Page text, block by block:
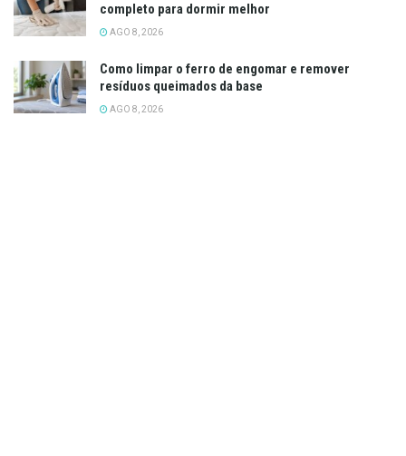
completo para dormir melhor
AGO 8, 2026
Como limpar o ferro de engomar e remover
resíduos queimados da base
AGO 8, 2026